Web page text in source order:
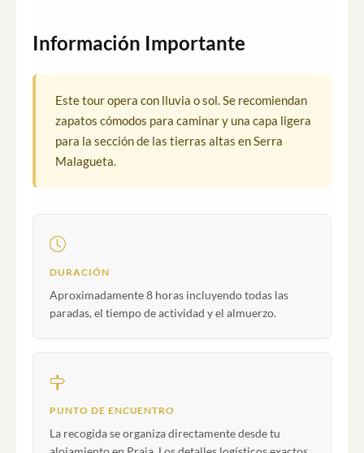
Información Importante
Este tour opera con lluvia o sol. Se recomiendan
zapatos cómodos para caminar y una capa ligera
para la sección de las tierras altas en Serra
Malagueta.
DURACIÓN
Aproximadamente 8 horas incluyendo todas las
paradas, el tiempo de actividad y el almuerzo.
PUNTO DE ENCUENTRO
La recogida se organiza directamente desde tu